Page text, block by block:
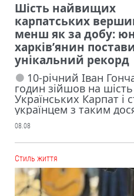
Шість найвищих
карпатських
менш як за добу:
харків’янин
унікальний рекорд
10-річний Іван
годин зійшов на
Українських Карпат
українцем з таким
08.08
Cтиль життя